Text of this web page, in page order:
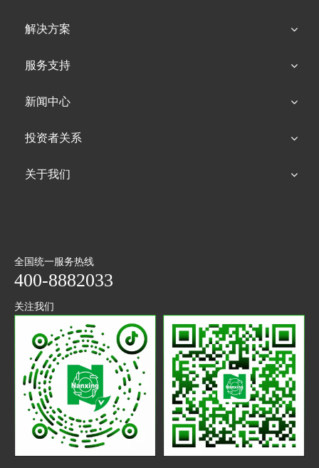
解决方案
服务支持
新闻中心
投资者关系
关于我们
全国统一服务热线
400-8882033
关注我们
抖音
二维码
微信
公众号